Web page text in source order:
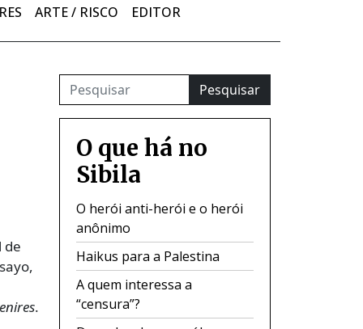
ARTE / RISCO EDITOR
de
.
Pesquisar
O que há no
Sibila
O herói anti-herói e o herói
anônimo
Haikus para a Palestina
A quem interessa a
“censura”?